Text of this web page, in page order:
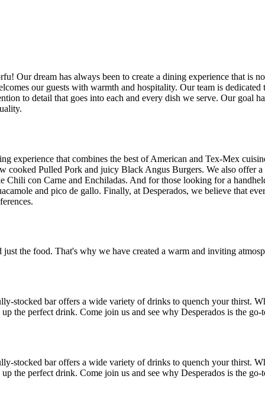
Our dream has always been to create a dining experience that is
our guests with warmth and hospitality. Our team is
to detail that goes into each and every dish we serve. Our goal
experience that combines the best of American and Tex-Mex
Pulled Pork and juicy Black Angus Burgers. We also offer
con Carne and Enchiladas. And for those looking for a
and pico de gallo. Finally, at Desperados, we believe that
the food. That's why we have created a warm and inviting
stocked bar offers a wide variety of drinks to quench your thirst.
the perfect drink. Come join us and see why Desperados is the
stocked bar offers a wide variety of drinks to quench your thirst.
the perfect drink. Come join us and see why Desperados is the